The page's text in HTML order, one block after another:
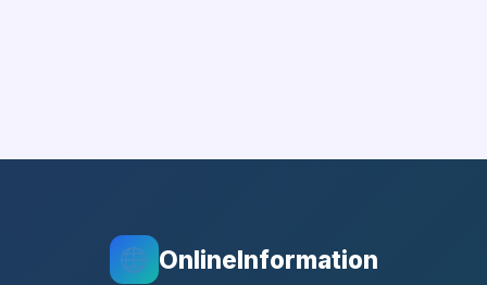
OnlineInformation